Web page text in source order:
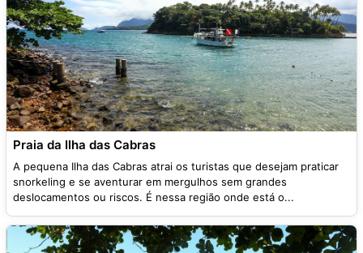
Praia da Ilha das Cabras
A pequena Ilha das Cabras atrai os turistas que desejam praticar
snorkeling e se aventurar em mergulhos sem grandes
deslocamentos ou riscos. É nessa região onde está o...